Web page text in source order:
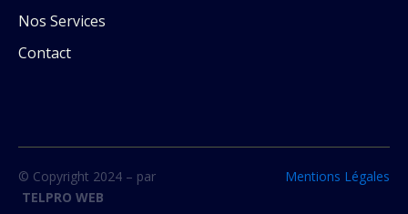
Nos Services
Contact
© Copyright 2024 – par
TELPRO WEB
Mentions Légales